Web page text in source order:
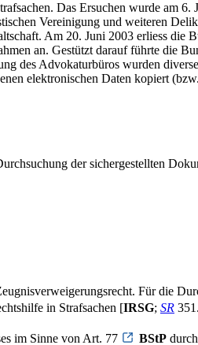
Das Ersuchen wurde am 6.
Vereinigung und weiteren
Am 20. Juni 2003 erliess die
an. Gestützt darauf führte die
des Advokaturbüros wurden
elektronischen Daten kopiert
der sichergestellten
Für die
in Strafsachen [IRSG; SR
im Sinne von Art. 77 BStP